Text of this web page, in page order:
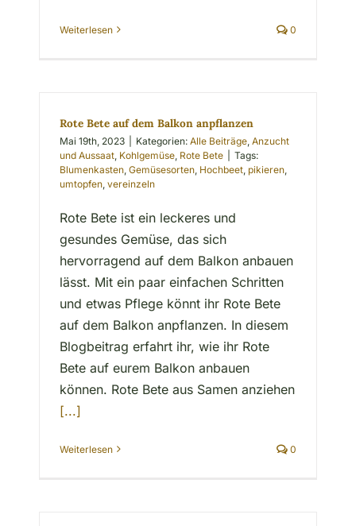
Weiterlesen 0
Rote Bete auf dem Balkon anpflanzen
Mai 19th, 2023 Kategorien:Alle Beiträge ,Anzucht
und Aussaat Kohlgemüse Rote Bete
Tags:
Blumenkasten ,Gemüsesorten Hochbeet pikieren
umtopfen ,vereinzeln
Rote Bete ist ein leckeres und
gesundes Gemüse, das sich
hervorragend auf dem Balkon anbauen
lässt. Mit ein paar einfachen Schritten
und etwas Pflege könnt ihr Rote Bete
auf dem Balkon anpflanzen. In diesem
Blogbeitrag erfahrt ihr, wie ihr Rote
Bete auf eurem Balkon anbauen
können. Rote Bete aus Samen anziehen
[...]
Weiterlesen 0